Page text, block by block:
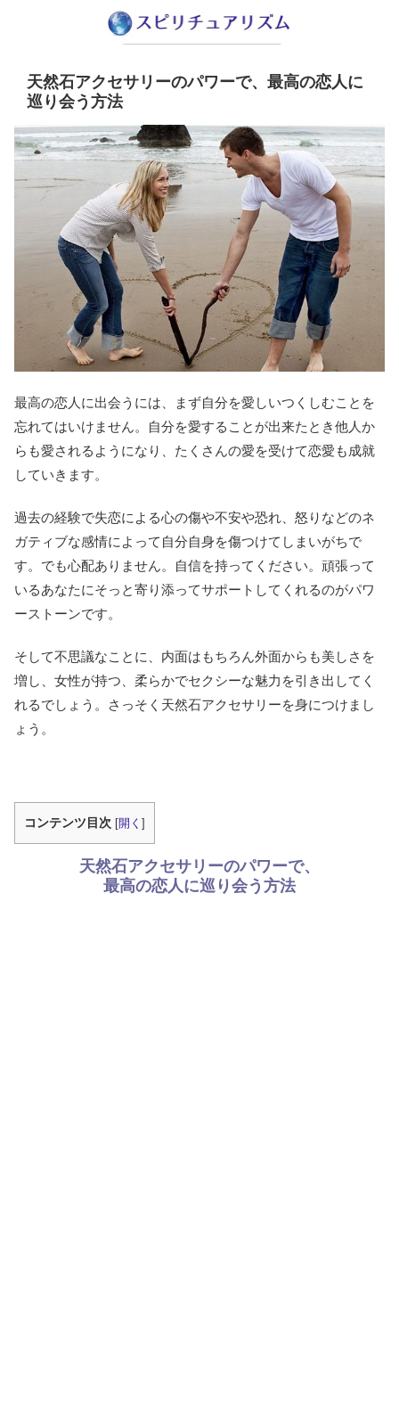
天然石アクセサリーのパワーで、最高の恋人に
巡り会う方法
最高の恋人に出会うには、まず自分を愛しいつくしむことを
忘れてはいけません。自分を愛することが出来たとき他人か
らも愛されるようになり、たくさんの愛を受けて恋愛も成就
していきます。
過去の経験で失恋による心の傷や不安や恐れ、怒りなどのネ
ガティブな感情によって自分自身を傷つけてしまいがちで
す。でも心配ありません。自信を持ってください。頑張って
いるあなたにそっと寄り添ってサポートしてくれるのがパワ
ーストーンです。
そして不思議なことに、内面はもちろん外面からも美しさを
増し、女性が持つ、柔らかでセクシーな魅力を引き出してく
れるでしょう。さっそく天然石アクセサリーを身につけまし
ょう。
コンテンツ目次 [開く ]
天然石アクセサリーのパワーで、
最高の恋人に巡り会う方法